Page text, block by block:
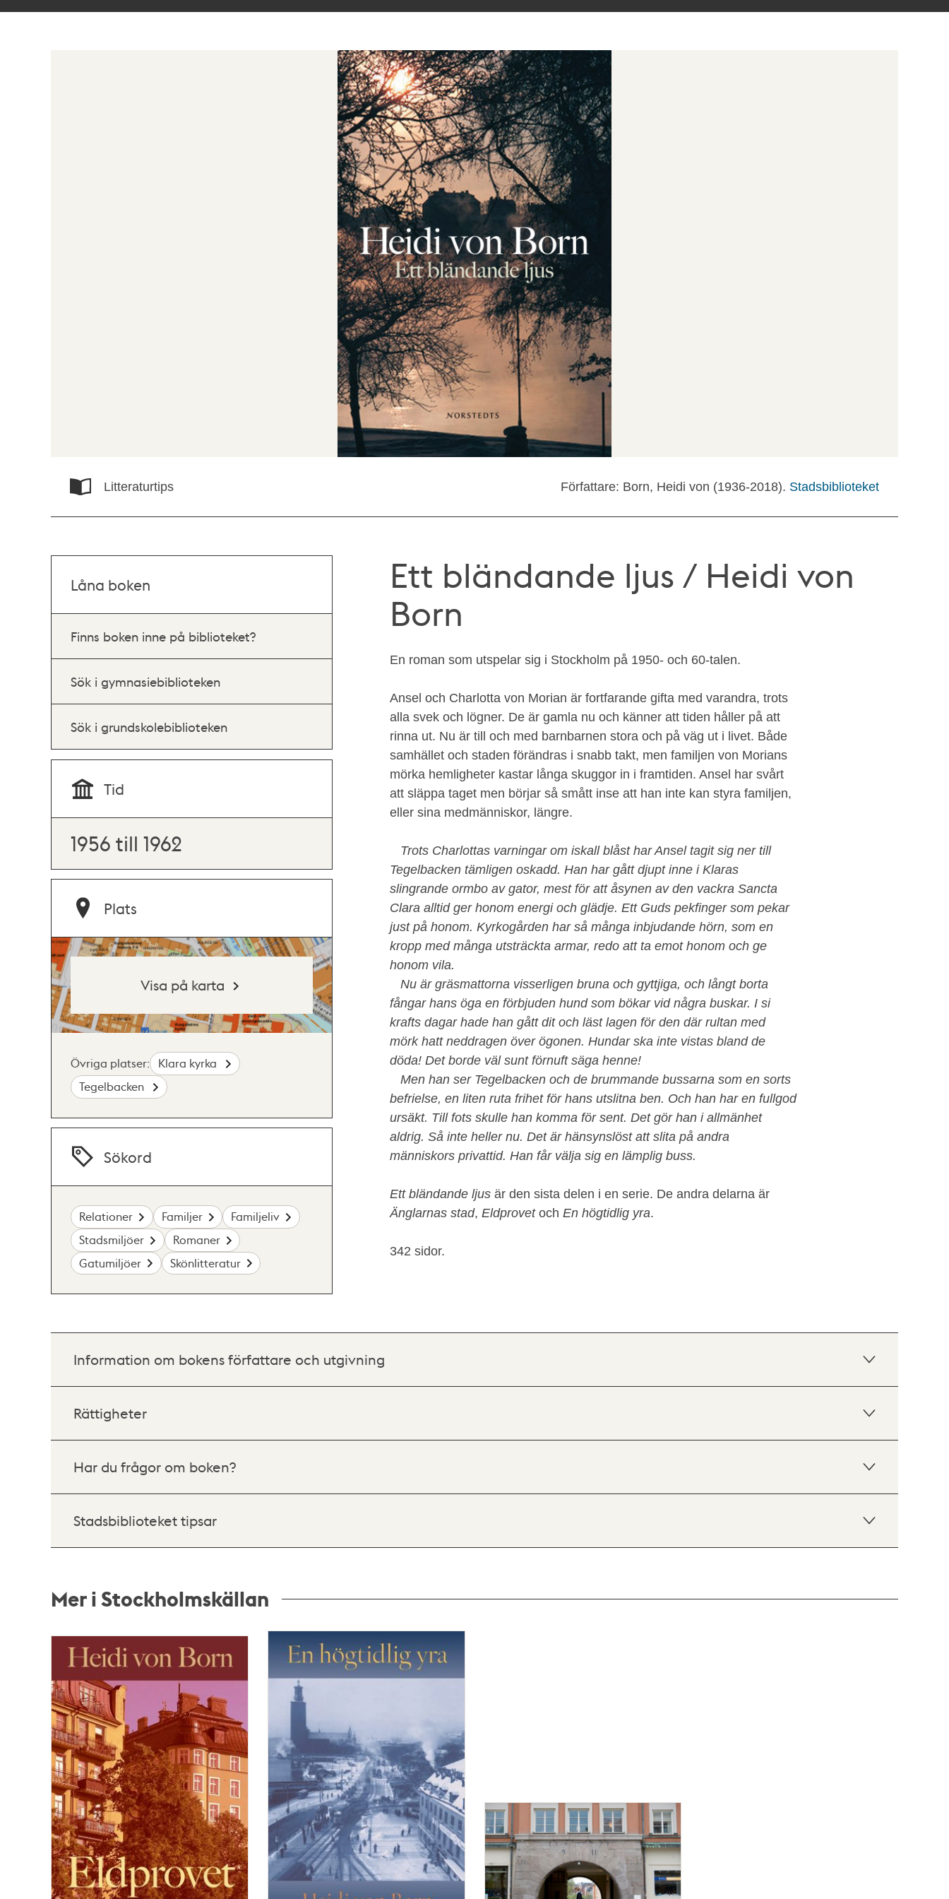
Litteraturtips Författare: Born, Heidi von (1936-2018). Stadsbiblioteket
Ett bländande ljus / Heidi von
Born
En roman som utspelar sig i Stockholm på 1950- och 60-talen.
Ansel och Charlotta von Morian är fortfarande gifta med varandra, trots
alla svek och lögner. De är gamla nu och känner att tiden håller på att
rinna ut. Nu är till och med barnbarnen stora och på väg ut i livet. Både
samhället och staden förändras i snabb takt, men familjen von Morians
mörka hemligheter kastar långa skuggor in i framtiden. Ansel har svårt
att släppa taget men börjar så smått inse att han inte kan styra familjen,
eller sina medmänniskor, längre.
Trots Charlottas varningar om iskall blåst har Ansel tagit sig ner till
Tegelbacken tämligen oskadd. Han har gått djupt inne i Klaras
slingrande ormbo av gator, mest för att åsynen av den vackra Sancta
Clara alltid ger honom energi och glädje. Ett Guds pekfinger som pekar
just på honom. Kyrkogården har så många inbjudande hörn, som en
kropp med många utsträckta armar, redo att ta emot honom och ge
honom vila.
Nu är gräsmattorna visserligen bruna och gyttjiga, och långt borta
fångar hans öga en förbjuden hund som bökar vid några buskar. I si
krafts dagar hade han gått dit och läst lagen för den där rultan med
mörk hatt neddragen över ögonen. Hundar ska inte vistas bland de
döda! Det borde väl sunt förnuft säga henne!
Men han ser Tegelbacken och de brummande bussarna som en sorts
befrielse, en liten ruta frihet för hans utslitna ben. Och han har en fullgod
ursäkt. Till fots skulle han komma för sent. Det gör han i allmänhet
aldrig. Så inte heller nu. Det är hänsynslöst att slita på andra
människors privattid. Han får välja sig en lämplig buss.
Ett bländande ljus är den sista delen i en serie. De andra delarna är
Änglarnas stad, Eldprovetoch En högtidlig yra.
342 sidor.
Låna boken
Finns boken inne på biblioteket?
Sök i gymnasiebiblioteken
Sök i grundskolebiblioteken
Tid
1956 till 1962
Plats
Visa på karta
Övriga platser:
Klara kyrka
Tegelbacken
Sökord
Relationer Familjer
Familjeliv
Stadsmiljöer
Romaner
Gatumiljöer
Skönlitteratur
Information om bokens författare och utgivning
Rättigheter
Har du frågor om boken?
Stadsbiblioteket tipsar
Mer i Stockholmskällan
Relaterade
poster
och
teman